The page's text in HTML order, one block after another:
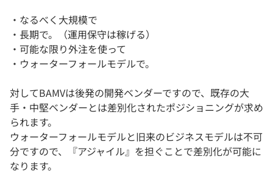
・なるべく大規模で
・長期で。（運用保守は稼げる）
・可能な限り外注を使って
・ウォーターフォールモデルで。
対してBAMVは後発の開発ベンダーですので、既存の大
手・中堅ベンダーとは差別化されたポジショニングが求め
られます。
ウォーターフォールモデルと旧来のビジネスモデルは不可
分ですので、『アジャイル』を担ぐことで差別化が可能に
なります。